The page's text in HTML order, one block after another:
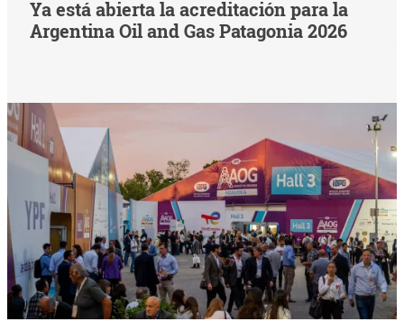
Ya está abierta la acreditación para la
Argentina Oil and Gas Patagonia 2026